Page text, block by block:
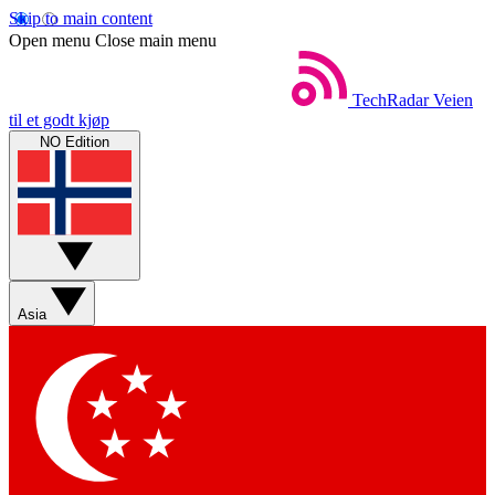
Skip to main content
Open menu Close main menu
TechRadar Veien
til et godt kjøp
NO Edition
Asia